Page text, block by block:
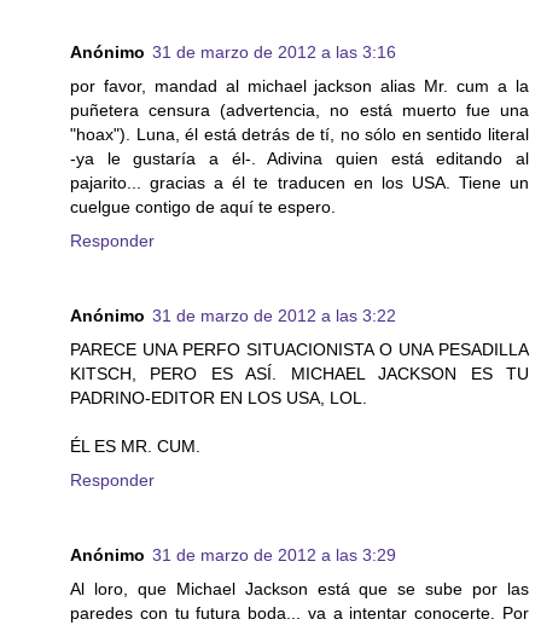
Anónimo 31 de marzo de 2012 a las 3:16
por favor, mandad al michael jackson alias Mr. cum a la
puñetera censura (advertencia, no está muerto fue una
"hoax"). Luna, él está detrás de tí, no sólo en sentido literal
-ya le gustaría a él-. Adivina quien está editando al
pajarito... gracias a él te traducen en los USA. Tiene un
cuelgue contigo de aquí te espero.
Responder
Anónimo 31 de marzo de 2012 a las 3:22
PARECE UNA PERFO SITUACIONISTA O UNA PESADILLA
KITSCH, PERO ES ASÍ. MICHAEL JACKSON ES TU
PADRINO-EDITOR EN LOS USA, LOL.
ÉL ES MR. CUM.
Responder
Anónimo 31 de marzo de 2012 a las 3:29
Al loro, que Michael Jackson está que se sube por las
paredes con tu futura boda... va a intentar conocerte. Por